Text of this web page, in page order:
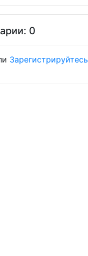
0
Зарегистрируйтесь